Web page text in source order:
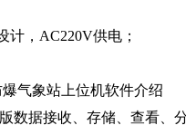
计，AC220V供电；
气象站上位机软件介绍
数据接收、存储、查看、